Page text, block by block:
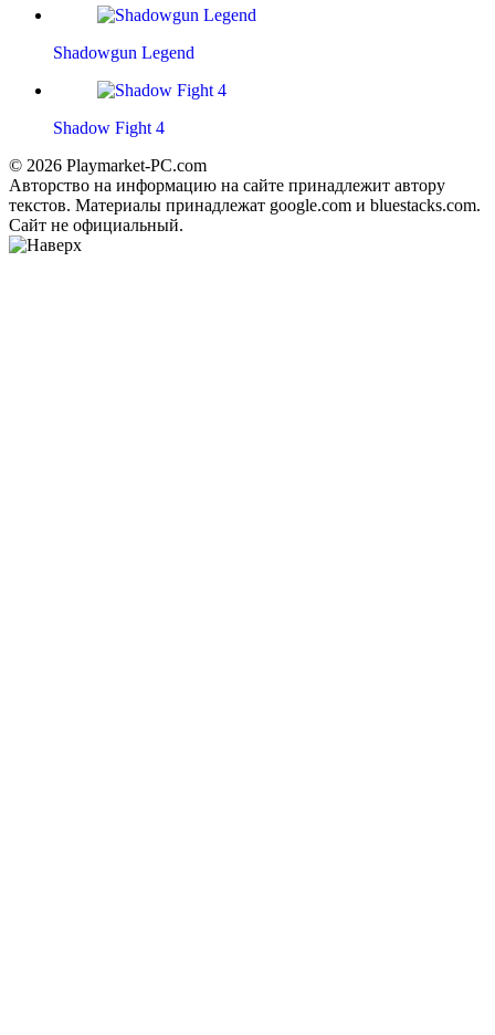
Shadowgun Legend
Shadow Fight 4
© 2026 Playmarket-PC.com
Авторство на информацию на сайте принадлежит автору
текстов. Материалы принадлежат google.com и bluestacks.com.
Сайт не официальный.